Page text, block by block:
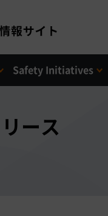
Safety Initiatives
ース